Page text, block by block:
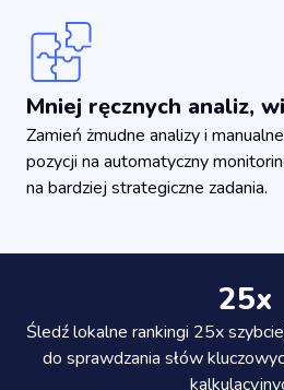
Mniej ręcznych analiz,
Zamień żmudne analizy i
pozycji na automatyczny
na bardziej strategiczne zadania.
25x
Śledź lokalne rankingi 25x
do sprawdzania słów